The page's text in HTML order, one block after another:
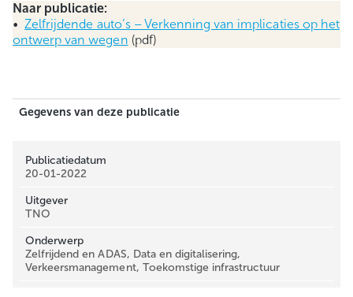
Naar publicatie:
•Zelfrijdende auto’s – Verkenning van implicaties op het
ontwerp van wegen (pdf)
Gegevens van deze publicatie
Publicatiedatum
20-01-2022
Uitgever
TNO
Onderwerp
Zelfrijdend en ADAS, Data en digitalisering,
Verkeersmanagement, Toekomstige infrastructuur